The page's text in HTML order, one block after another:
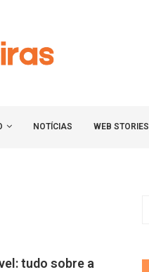
NOTÍCIAS WEB STORIES
tudo sobre a